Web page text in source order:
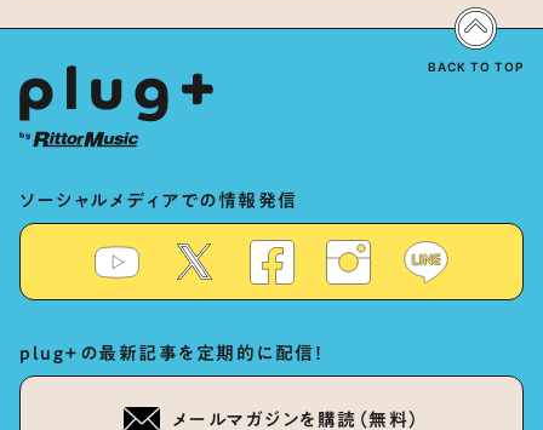
Vocal Expression Lies in “Love
for the singing characters” and
ソーシャルメディアでの情報発信
plug+の最新記事を定期的に配信！
メールマガジンを購読（無料）
BACK TO TOP